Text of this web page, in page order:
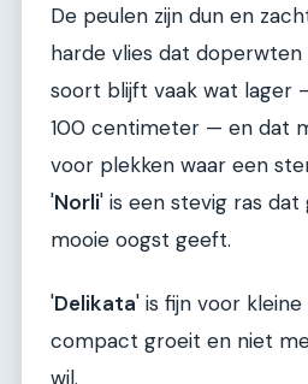
De peulen zijn dun en
harde vlies dat
soort blijft vaak wat lager
100 centimeter — en dat
voor plekken waar een
'Norli' is een stevig ras
mooie oogst geeft.
'Delikata' is fijn voor
compact groeit en niet
wil.